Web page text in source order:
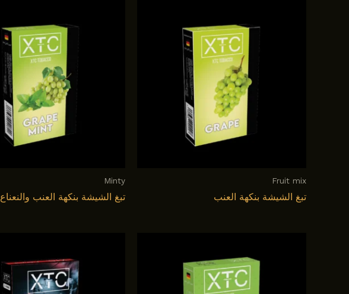
Fruit mix
تبغ الشيشة بنكهة العنب
Minty
تبغ الشيشة بنكهة العنب والنعناع